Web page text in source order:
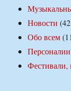
Новости
Обо всем
Персоналии
Фестивали,